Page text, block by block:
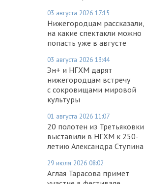
03 августа 2026 17:15
Нижегородцам рассказали,
на какие спектакли можно
попасть уже в августе
03 августа 2026 13:44
Эн+ и НГХМ дарят
нижегородцам встречу
с сокровищами мировой
культуры
01 августа 2026 11:07
20 полотен из Третьяковки
выставили в НГХМ к 250-
летию Александра Ступина
29 июля 2026 08:02
Аглая Тарасова примет